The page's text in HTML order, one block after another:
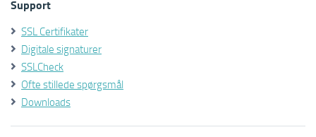
Support
SSL Certifikater
Digitale signaturer
SSLCheck
Ofte stillede spørgsmål
Downloads